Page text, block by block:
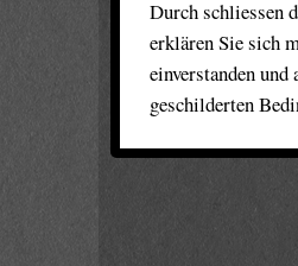
Durch schliessen
erklären Sie sich
einverstanden
geschilderten